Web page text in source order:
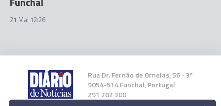
21 Mai 12:26
Rua Dr. Fernão de Ornelas, 56 - 3º
9054-514 Funchal, Portugal
291 202 300